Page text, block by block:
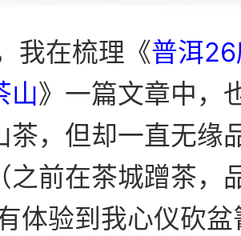
我在梳理《普洱
山》一篇文章中，
茶，但却一直无缘
之前在茶城蹭茶，
体验到我心仪砍盆